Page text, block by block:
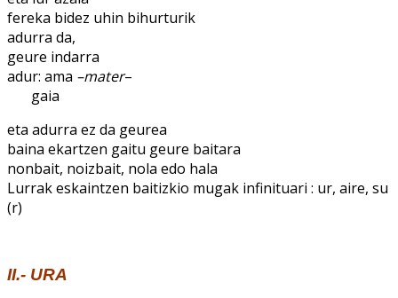
fereka bidez uhin bihurturik
adurra da,
geure indarra
adur: ama –mater–
gaia
eta adurra ez da geurea
baina ekartzen gaitu geure baitara
nonbait, noizbait, nola edo hala
Lurrak eskaintzen baitizkio mugak infinituari : ur, aire, su
(r)
II.- URA